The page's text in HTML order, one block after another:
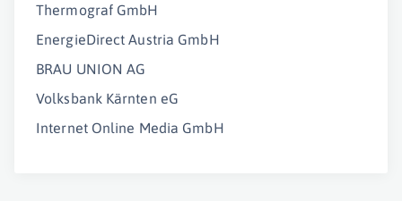
Thermograf GmbH
EnergieDirect Austria GmbH
BRAU UNION AG
Volksbank Kärnten eG
Internet Online Media GmbH